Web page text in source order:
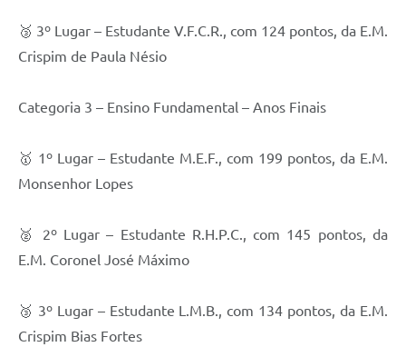
🥉 3º Lugar – Estudante V.F.C.R., com 124 pontos, da E.M.
Crispim de Paula Nésio
Categoria 3 – Ensino Fundamental – Anos Finais
🥇 1º Lugar – Estudante M.E.F., com 199 pontos, da E.M.
Monsenhor Lopes
🥈 2º Lugar – Estudante R.H.P.C., com 145 pontos, da
E.M. Coronel José Máximo
🥉 3º Lugar – Estudante L.M.B., com 134 pontos, da E.M.
Crispim Bias Fortes